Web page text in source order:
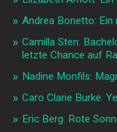
Andrea Bonetto:
Camilla Sten:
letzte Chance auf
Nadine Monfils:
Caro Clarie Burke:
Eric Berg: Rote